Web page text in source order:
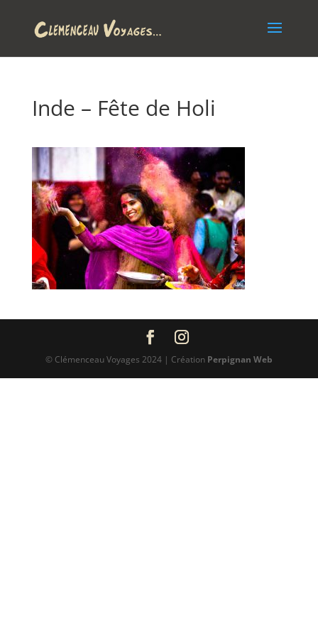
Inde – Fête de Holi
© Clémenceau Voyages 2024 | Création Perpignan Web